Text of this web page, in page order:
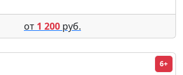
от 1 200 руб.
6+